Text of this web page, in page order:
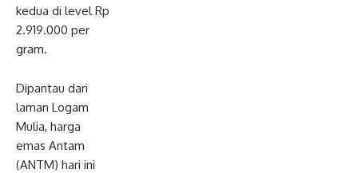
kedua di level Rp
2.919.000 per
gram.
Dipantau dari
laman Logam
Mulia, harga
emas Antam
(ANTM) hari ini